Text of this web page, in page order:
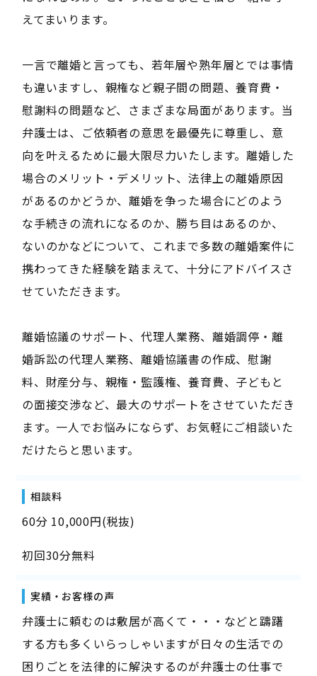
えてまいります。
一言で離婚と言っても、若年層や熟年層とでは事情
も違いますし、親権など親子間の問題、養育費・
慰謝料の問題など、さまざまな局面があります。当
弁護士は、ご依頼者の意思を最優先に尊重し、意
向を叶えるために最大限尽力いたします。離婚した
場合のメリット・デメリット、法律上の離婚原因
があるのかどうか、離婚を争った場合にどのよう
な手続きの流れになるのか、勝ち目はあるのか、
ないのかなどについて、これまで多数の離婚案件に
携わってきた経験を踏まえて、十分にアドバイスさ
せていただきます。
離婚協議のサポート、代理人業務、離婚調停・離
婚訴訟の代理人業務、離婚協議書の作成、慰謝
料、財産分与、親権・監護権、養育費、子どもと
の面接交渉など、最大のサポートをさせていただき
ます。一人でお悩みにならず、お気軽にご相談いた
だけたらと思います。
相談料
60分 10,000円(税抜)
初回30分無料
実績・お客様の声
弁護士に頼むのは敷居が高くて・・・などと躊躇
する方も多くいらっしゃいますが日々の生活での
困りごとを法律的に解決するのが弁護士の仕事で